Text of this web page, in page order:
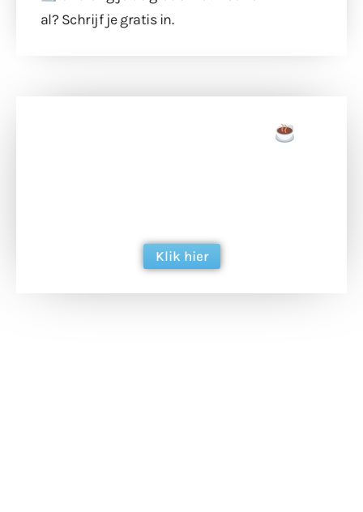
al? Schrijf je gratis in.
Klik hier